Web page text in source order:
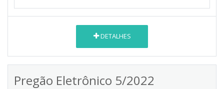
DETALHES
Pregão Eletrônico 5/2022